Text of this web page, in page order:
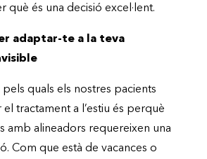
què és una decisió excel·lent.
adaptar-te a la teva
quals els nostres pacients
tractament a l’estiu és perquè
amb alineadors requereixen una
Com que està de vacances o